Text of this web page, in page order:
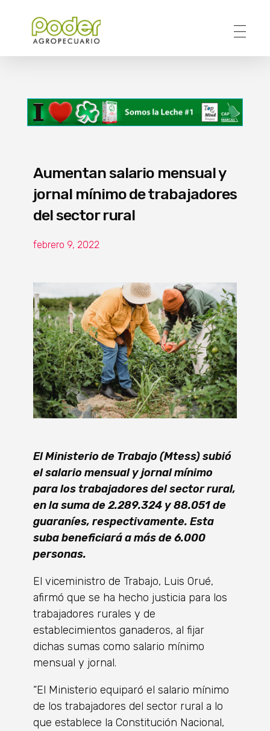
Aumentan salario mensual y
jornal mínimo de trabajadores
del sector rural
febrero 9, 2022
El Ministerio de Trabajo (Mtess) subió
el salario mensual y jornal mínimo
para los trabajadores del sector rural,
en la suma de 2.289.324 y 88.051 de
guaraníes, respectivamente. Esta
suba beneficiará a más de 6.000
personas.
El viceministro de Trabajo, Luis Orué,
afirmó que se ha hecho justicia para los
trabajadores rurales y de
establecimientos ganaderos, al fijar
dichas sumas como salario mínimo
mensual y jornal.
“El Ministerio equiparó el salario mínimo
de los trabajadores del sector rural a lo
que establece la Constitución Nacional,